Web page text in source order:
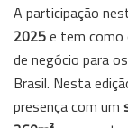
A participação
2025e tem como
de negócio para
Brasil. Nesta
presença com um